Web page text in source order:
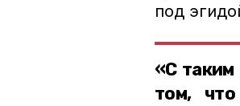
под
«С таким
том,